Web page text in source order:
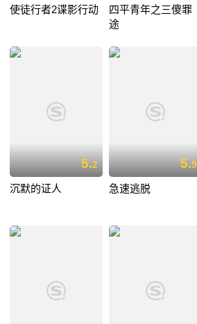
使徒行者2谍影行动
四平青年之三傻罪
途
5.2
沉默的证人
5.9
急速逃脱